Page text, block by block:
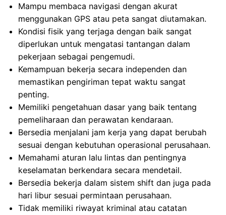
Mampu membaca navigasi dengan akurat
menggunakan GPS atau peta sangat diutamakan.
Kondisi fisik yang terjaga dengan baik sangat
diperlukan untuk mengatasi tantangan dalam
pekerjaan sebagai pengemudi.
Kemampuan bekerja secara independen dan
memastikan pengiriman tepat waktu sangat
penting.
Memiliki pengetahuan dasar yang baik tentang
pemeliharaan dan perawatan kendaraan.
Bersedia menjalani jam kerja yang dapat berubah
sesuai dengan kebutuhan operasional perusahaan.
Memahami aturan lalu lintas dan pentingnya
keselamatan berkendara secara mendetail.
Bersedia bekerja dalam sistem shift dan juga pada
hari libur sesuai permintaan perusahaan.
Tidak memiliki riwayat kriminal atau catatan